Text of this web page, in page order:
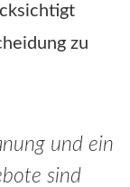
zu
und ein
sind